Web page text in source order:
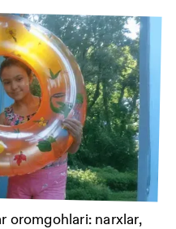
oromgohlari: narxlar,